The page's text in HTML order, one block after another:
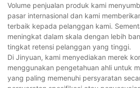
Volume penjualan produk kami
pasar internasional dan kami
terbaik kepada pelanggan kami.
meningkat dalam skala dengan lebih
tingkat retensi pelanggan yang tinggi.
Di Jinyuan, kami menyediakan merek
menggunakan pengetahuan ahli untuk
yang paling memenuhi persyaratan